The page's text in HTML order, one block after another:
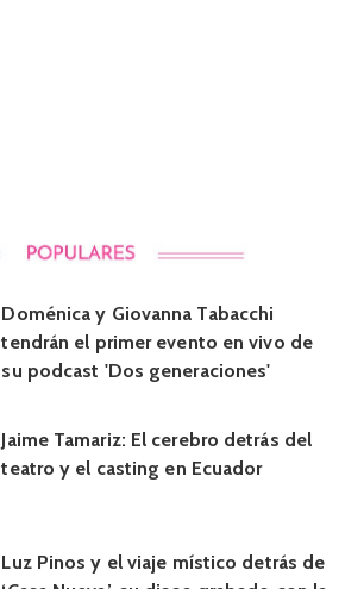
Doménica y Giovanna Tabacchi
tendrán el primer evento en vivo de
su podcast 'Dos generaciones'
Jaime Tamariz: El cerebro detrás del
teatro y el casting en Ecuador
Luz Pinos y el viaje místico detrás de